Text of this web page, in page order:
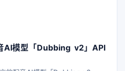
AI模型「Dubbing v2」API